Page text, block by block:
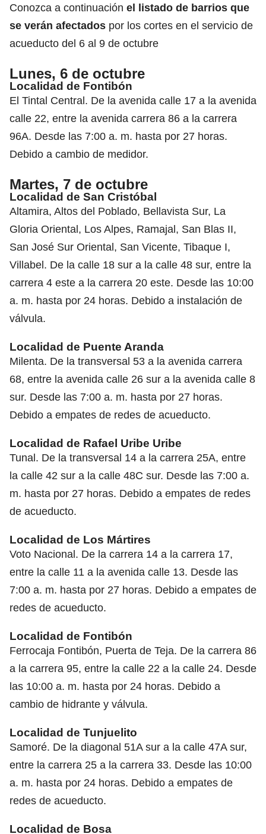
Conozca a continuación el listado de barrios que
se verán afectados por los cortes en el servicio de
acueducto del 6 al 9 de octubre
Lunes, 6 de octubre
Localidad de Fontibón
El Tintal Central. De la avenida calle 17 a la avenida
calle 22, entre la avenida carrera 86 a la carrera
96A. Desde las 7:00 a. m. hasta por 27 horas.
Debido a cambio de medidor.
Martes, 7 de octubre
Localidad de San Cristóbal
Altamira, Altos del Poblado, Bellavista Sur, La
Gloria Oriental, Los Alpes, Ramajal, San Blas II,
San José Sur Oriental, San Vicente, Tibaque I,
Villabel. De la calle 18 sur a la calle 48 sur, entre la
carrera 4 este a la carrera 20 este. Desde las 10:00
a. m. hasta por 24 horas. Debido a instalación de
válvula.
Localidad de Puente Aranda
Milenta. De la transversal 53 a la avenida carrera
68, entre la avenida calle 26 sur a la avenida calle 8
sur. Desde las 7:00 a. m. hasta por 27 horas.
Debido a empates de redes de acueducto.
Localidad de Rafael Uribe Uribe
Tunal. De la transversal 14 a la carrera 25A, entre
la calle 42 sur a la calle 48C sur. Desde las 7:00 a.
m. hasta por 27 horas. Debido a empates de redes
de acueducto.
Localidad de Los Mártires
Voto Nacional. De la carrera 14 a la carrera 17,
entre la calle 11 a la avenida calle 13. Desde las
7:00 a. m. hasta por 27 horas. Debido a empates de
redes de acueducto.
Localidad de Fontibón
Ferrocaja Fontibón, Puerta de Teja. De la carrera 86
a la carrera 95, entre la calle 22 a la calle 24. Desde
las 10:00 a. m. hasta por 24 horas. Debido a
cambio de hidrante y válvula.
Localidad de Tunjuelito
Samoré. De la diagonal 51A sur a la calle 47A sur,
entre la carrera 25 a la carrera 33. Desde las 10:00
a. m. hasta por 24 horas. Debido a empates de
redes de acueducto.
Localidad de Bosa